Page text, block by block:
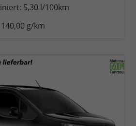
5,30 l/100km
140,00 g/km